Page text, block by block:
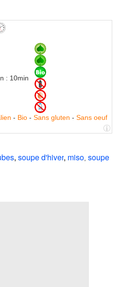
: 10min
- Bio - Sans gluten - Sans oeuf
, soupe d'hiver, miso soupe